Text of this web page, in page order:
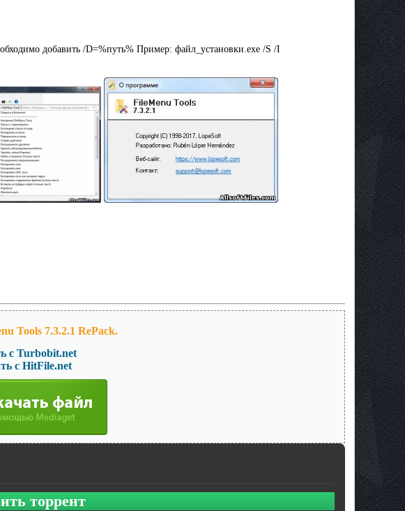
добавить /D=%путь% Пример: файл_установки.exe /S /I
Tools 7.3.2.1 RePack.
с Turbobit.net
с HitFile.net
торрент